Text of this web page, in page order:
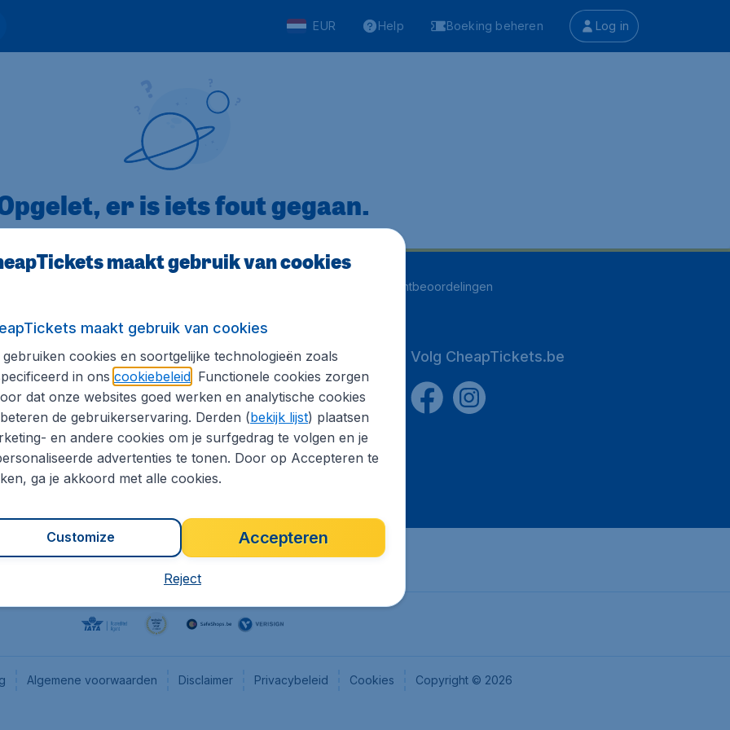
EUR Help Boeking beheren Log in
er is iets fout gegaan.
klantbeoordelingen
informatie
Internationale sites
Flugladen.de
CheapTickets.ch
CheapTickets.nl
CheapTickets.sg
Volg CheapTickets.be
Algemene voorwaarden Disclaimer Privacybeleid Cookies Copyright © 2026
maakt gebruik van cookies
maakt gebruik van cookies
gebruiken cookies en soortgelijke technologieën zoals
in ons cookiebeleid. Functionele cookies zorgen
dat onze websites goed werken en analytische cookies
de gebruikerservaring. Derden (bekijk lijst) plaatsen
en andere cookies om je surfgedrag te volgen en je
advertenties te tonen. Door op Accepteren te
ga je akkoord met alle cookies.
Accepteren
Customize
Reject